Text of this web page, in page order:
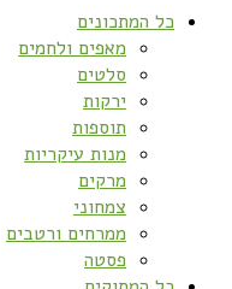
כל המתכונים
מאפים ולחמים
סלטים
ירקות
תוספות
מנות עיקריות
מרקים
צמחוני
ממרחים ורטבים
פסטה